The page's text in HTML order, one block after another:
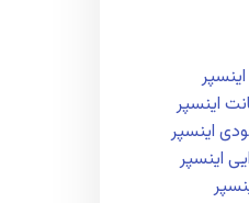
اینسپر
اینسپر
اینسپر